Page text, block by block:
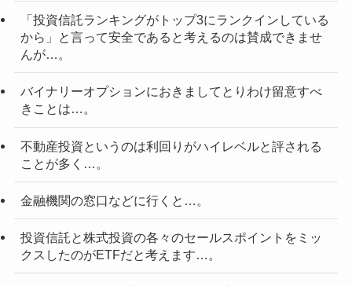
「投資信託ランキングがトップ3にランクインしている
から」と言って安全であると考えるのは賛成できませ
んが…。
バイナリーオプションにおきましてとりわけ留意すべ
きことは…。
不動産投資というのは利回りがハイレベルと評される
ことが多く…。
金融機関の窓口などに行くと…。
投資信託と株式投資の各々のセールスポイントをミッ
クスしたのがETFだと考えます…。